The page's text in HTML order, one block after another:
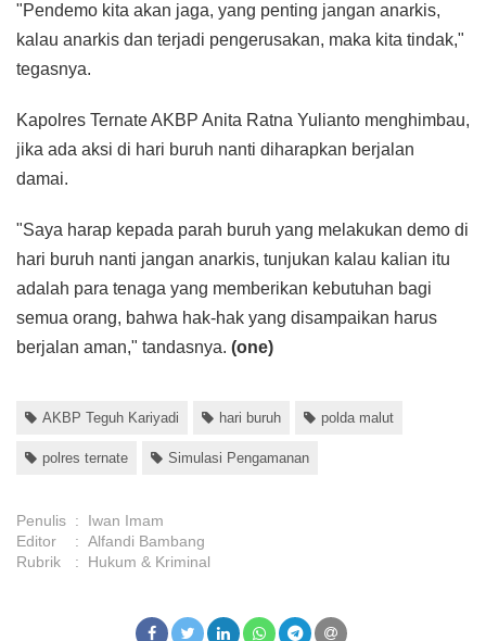
"Pendemo kita akan jaga, yang penting jangan anarkis,
kalau anarkis dan terjadi pengerusakan, maka kita tindak,"
tegasnya.
Kapolres Ternate AKBP Anita Ratna Yulianto menghimbau,
jika ada aksi di hari buruh nanti diharapkan berjalan
damai.
"Saya harap kepada parah buruh yang melakukan demo di
hari buruh nanti jangan anarkis, tunjukan kalau kalian itu
adalah para tenaga yang memberikan kebutuhan bagi
semua orang, bahwa hak-hak yang disampaikan harus
berjalan aman," tandasnya. (one)
AKBP Teguh Kariyadi hari buruh polda malut
polres ternate Simulasi Pengamanan
Penulis :
Iwan Imam
Editor
: Alfandi Bambang
Rubrik
: Hukum & Kriminal